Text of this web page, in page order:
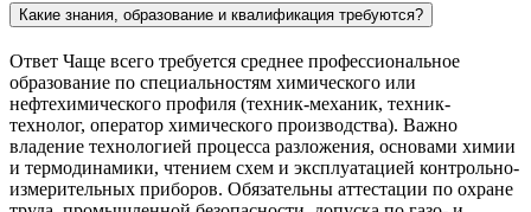
Какие знания, образование и квалификация требуются?
Ответ Чаще всего требуется среднее профессиональное
образование по специальностям химического или
нефтехимического профиля (техник-механик, техник-
технолог, оператор химического производства). Важно
владение технологией процесса разложения, основами химии
и термодинамики, чтением схем и эксплуатацией контрольно-
измерительных приборов. Обязательны аттестации по охране